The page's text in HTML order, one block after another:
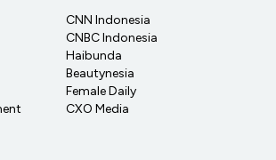
CNN Indonesia
CNBC Indonesia
Haibunda
Beautynesia
Female Daily
CXO Media